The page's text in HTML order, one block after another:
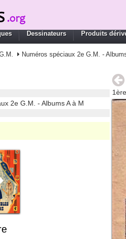
Dessinateurs Produits
Numéros spéciaux 2e G.M. -
2e G.M. - Albums A à M